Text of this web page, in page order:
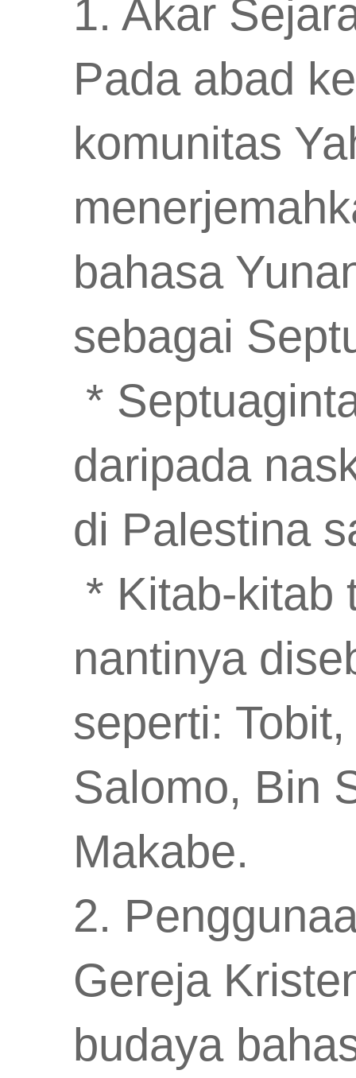
1. Akar
Pada abad
komunitas
bahasa
sebagai
*
daripada
di Palestina
* Kitab-kitab
nantinya
seperti:
Salomo, Bin
Makabe.
2.
Gereja
budaya